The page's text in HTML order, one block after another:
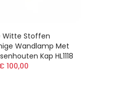
Witte Stoffen
Wandlamp Met
Kap HL1118
100,00